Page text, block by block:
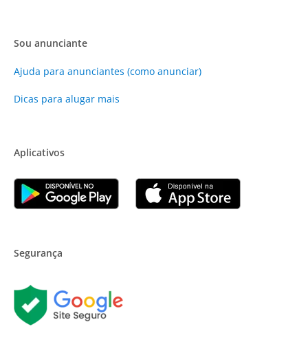
Sou anunciante
Ajuda para anunciantes (como anunciar)
Dicas para alugar mais
Aplicativos
Segurança